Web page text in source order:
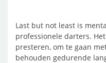
Last but not least is
professionele darters.
presteren, om te gaan
behouden gedurende